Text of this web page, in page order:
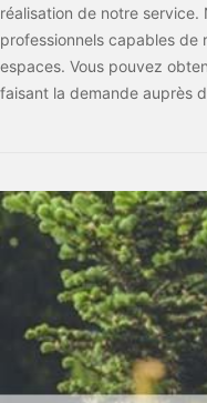
réalisation de notre
professionnels capables
espaces. Vous pouvez
faisant la demande auprès